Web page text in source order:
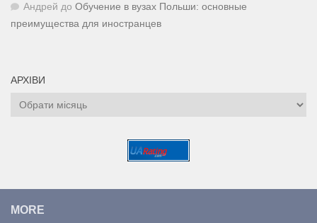
Андрей до Обучение в вузах Польши: основные
преимущества для иностранцев
АРХІВИ
Архіви
MORE